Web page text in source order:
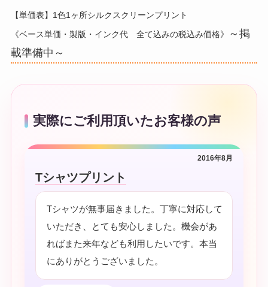
【単価表】1色1ヶ所シルクスクリーンプリント
《ベース単価・製版・インク代 全て込みの税込み価格》
～掲
載準備中～
実際にご利用頂いたお客様の声
2016年8月
Tシャツプリント
Tシャツが無事届きました。丁寧に対応して
いただき、とても安心しました。機会があ
ればまた来年なども利用したいです。本当
にありがとうございました。